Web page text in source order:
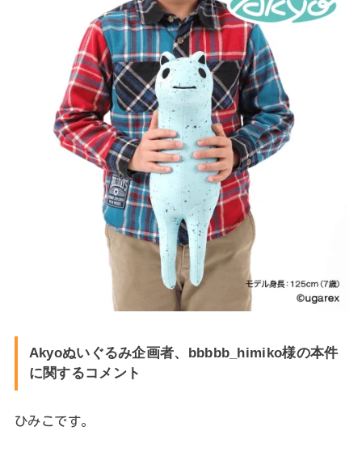
Akyoぬいぐるみ企画者、bbbbb_himiko様の本件
に関するコメント
ひみこです。